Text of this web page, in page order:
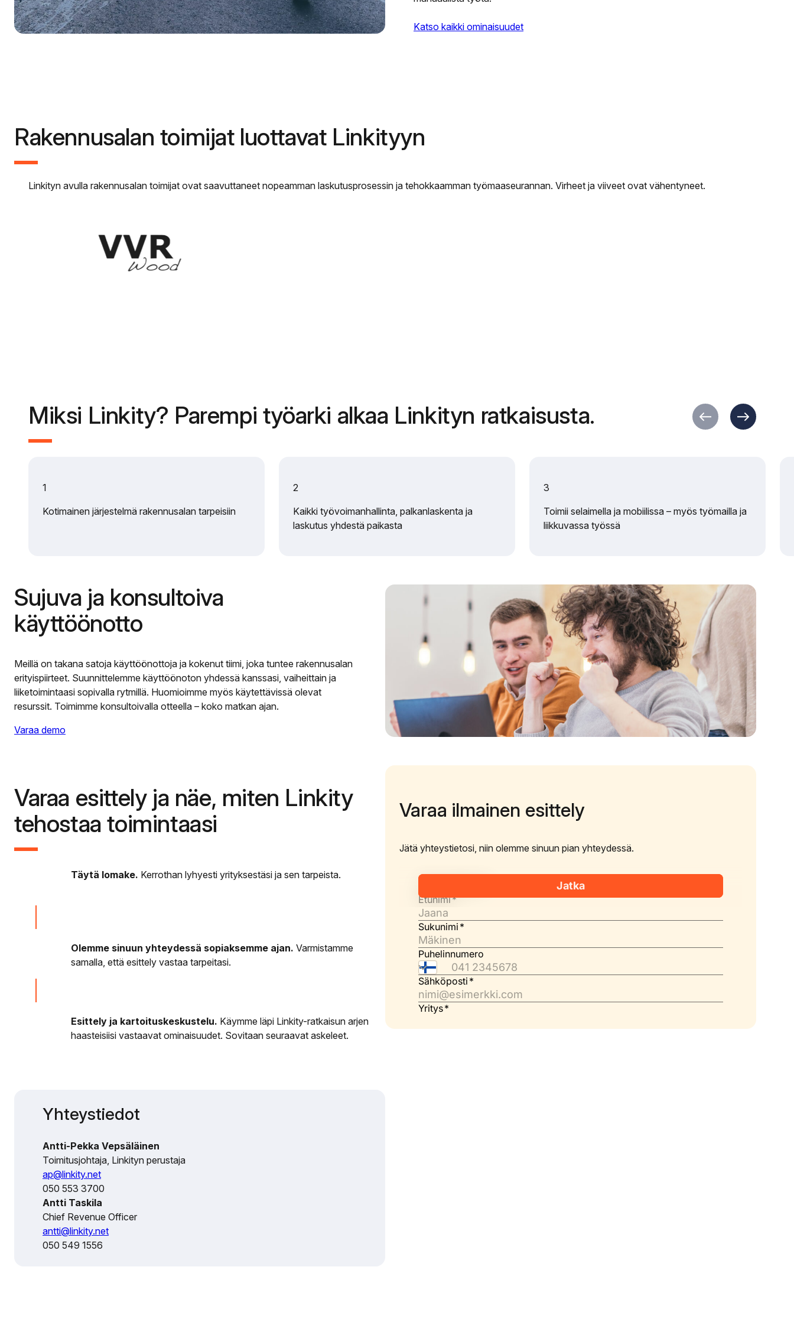
Katso kaikki ominaisuudet
Rakennusalan toimijat luottavat Linkityyn
Linkityn avulla rakennusalan toimijat ovat saavuttaneet nopeamman laskutusprosessin ja tehokkaamman työmaaseurannan. Virheet ja viiveet ovat vähentyneet.
Miksi Linkity? Parempi työarki alkaa Linkityn ratkaisusta.
1
Kotimainen järjestelmä rakennusalan tarpeisiin
2
Kaikki työvoimanhallinta, palkanlaskenta ja
laskutus yhdestä paikasta
3
Toimii selaimella ja mobiilissa – myös työmailla ja
liikkuvassa työssä
Sujuva ja konsultoiva
käyttöönotto
Meillä on takana satoja käyttöönottoja ja kokenut tiimi, joka tuntee rakennusalan
erityispiirteet. Suunnittelemme käyttöönoton yhdessä kanssasi, vaiheittain ja
liiketoimintaasi sopivalla rytmillä. Huomioimme myös käytettävissä olevat
resurssit. Toimimme konsultoivalla otteella – koko matkan ajan.
Varaa demo
Varaa esittely ja näe, miten Linkity
tehostaa toimintaasi
Täytä lomake. Kerrothan lyhyesti yrityksestäsi ja sen tarpeista.
Olemme sinuun yhteydessä sopiaksemme ajan. Varmistamme
samalla, että esittely vastaa tarpeitasi.
Esittely ja kartoituskeskustelu. Käymme läpi Linkity-ratkaisun arjen
haasteisiisi vastaavat ominaisuudet. Sovitaan seuraavat askeleet.
Yhteystiedot
Antti-Pekka Vepsäläinen
Toimitusjohtaja, Linkityn perustaja
ap@linkity.net
050 553 3700
Antti Taskila
Chief Revenue Officer
antti@linkity.net
050 549 1556
Varaa ilmainen esittely
Jätä yhteystietosi, niin olemme sinuun pian yhteydessä.